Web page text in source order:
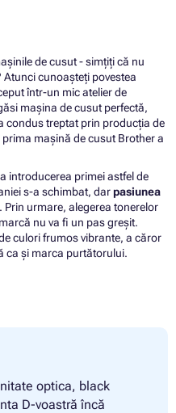
de cusut - simțiți că nu
Atunci cunoașteți povestea
într-un mic atelier de
mașina de cusut perfectă,
condus treptat prin producția de
mașină de cusut Brother a
introducerea primei astfel de
s-a schimbat, darpasiunea
. Prin urmare, alegerea tonerelor
nu va fi un pas greșit.
culori frumos vibrante, a căror
ca și marca purtătorului.
optica, black
D-voastră încă